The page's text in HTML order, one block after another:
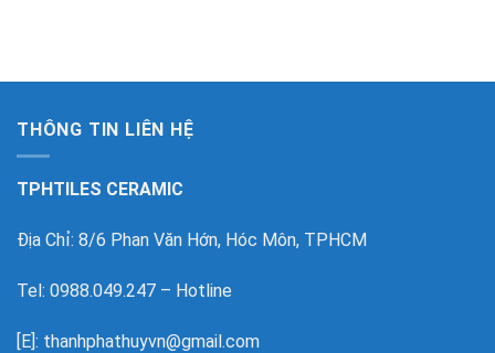
THÔNG TIN LIÊN HỆ
TPHTILES CERAMIC
Địa Chỉ: 8/6 Phan Văn Hớn, Hóc Môn, TPHCM
Tel: 0988.049.247 – Hotline
[E]: thanhphathuyvn@gmail.com